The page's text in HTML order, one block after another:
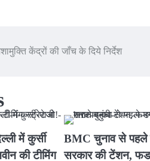
केंद्रों की जाँच के दिये निर्देश
में कुर्सी
की टीमिंग
BMC चुनाव से पहले
सरकार की टेंशन,